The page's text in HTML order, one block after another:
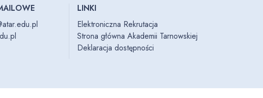
LINKI
Elektroniczna Rekrutacja
Strona główna Akademii Tarnowskiej
Deklaracja dostępności